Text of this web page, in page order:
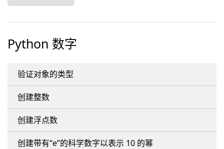
Python 数字
验证对象的类型
创建整数
创建浮点数
创建带有“e”的科学数字以表示 10 的幂